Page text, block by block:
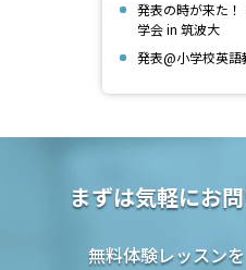
発表の時が来た
学会 in 筑波大
発表@小学校英語
まずは気軽にお
無料体験レッスン